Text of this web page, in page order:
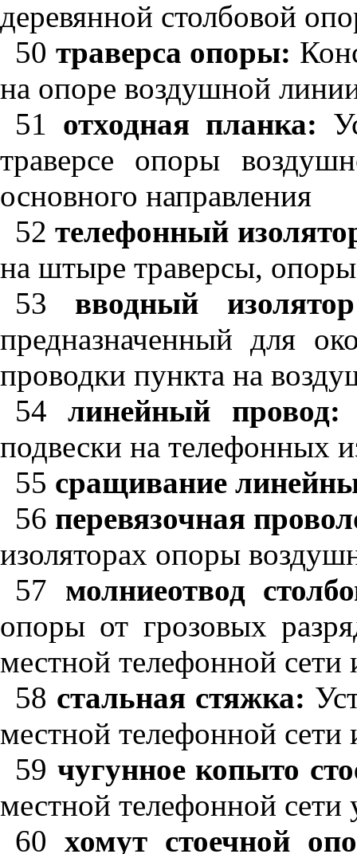
деревянной столбовой
50 траверса опоры:
на опоре воздушной
51 отходная планка:
траверсе опоры
основного направления
52телефонный
на штыре траверсы,
53 вводный
предназначенный для
проводки пункта на
54линейный провод:
подвески на телефонных
55 сращивание
56 перевязочная
изоляторах опоры
57 молниеотвод
опоры от грозовых
местной телефонной сети
58 стальная стяжка:
местной телефонной сети
59 чугунное копыто
местной телефонной сети
60 хомут стоечной